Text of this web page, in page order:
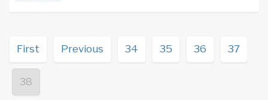
First Previous 34 35 36 37
38